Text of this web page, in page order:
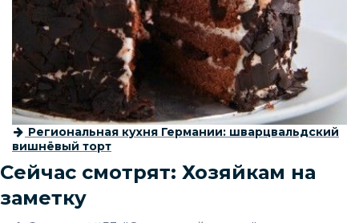
Региональная кухня Германии: шварцвальдский
вишнёвый торт
Сейчас смотрят: Хозяйкам на
заметку